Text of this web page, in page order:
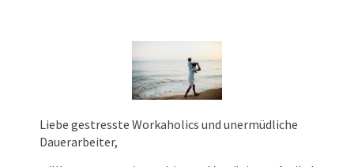
Liebe gestresste Workaholics und unermüdliche
Dauerarbeiter,